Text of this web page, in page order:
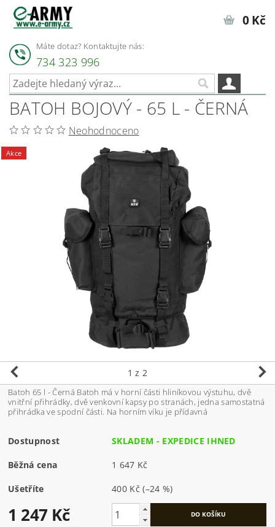
Máte dotaz? Kontaktujte nás:
734 323 996
0 Kč
BATOH BOJOVÝ - 65 L - ČERNÁ
Neohodnoceno
Akce
1 z 2
Batoh 65 l - Černá Batoh má v horní části hliníkovou výstuhu, dvě
vnitřní přihrádky, dvě venkovní kapsy po stranách, jedna samostatná
přihrádka ve spodní části. Na horním víku je přídavná
Dostupnost SKLADEM - EXPEDICE IHNED
Běžná cena 1 647 Kč
Ušetříte 400 Kč(–24 %)
1 247 Kč